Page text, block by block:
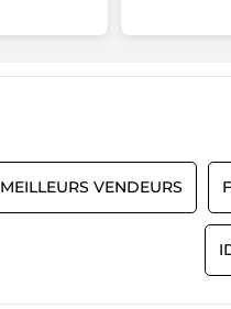
MEILLEURS VENDEURS